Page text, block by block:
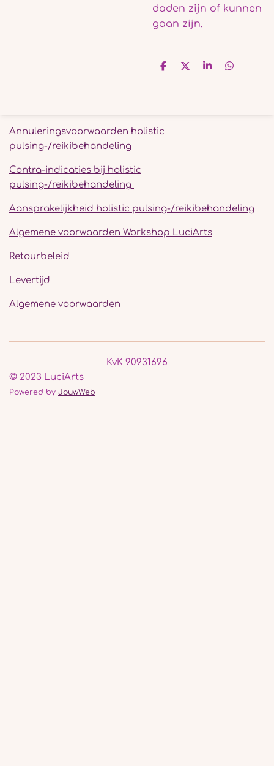
daden zijn of kunnen
gaan zijn.
D
D
S
D
Annuleringsvoorwaarden holistic
pulsing-/reikibehandeling
Contra-indicaties bij holistic
pulsing-/reikibehandeling
Aansprakelijkheid holistic pulsing-/reikibehandeling
Algemene voorwaarden Workshop LuciArts
Retourbeleid
Levertijd
Algemene voorwaarden
KvK 90931696
© 2023 LuciArts
Powered by JouwWeb